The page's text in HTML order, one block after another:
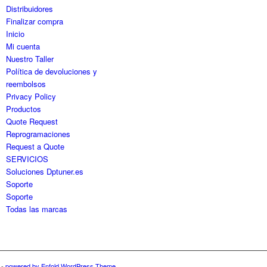
Distribuidores
Finalizar compra
Inicio
Mi cuenta
Nuestro Taller
Política de devoluciones y
reembolsos
Privacy Policy
Productos
Quote Request
Reprogramaciones
Request a Quote
SERVICIOS
Soluciones Dptuner.es
Soporte
Soporte
Todas las marcas